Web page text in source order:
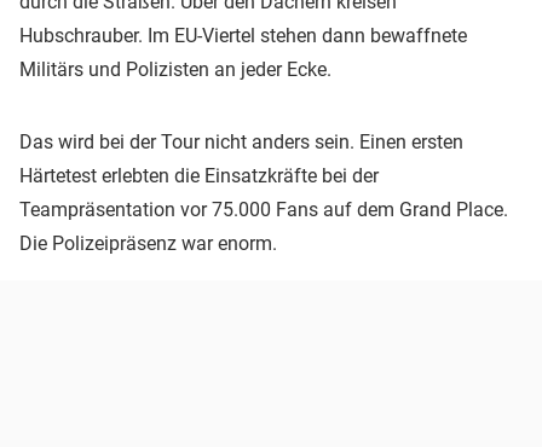
Hubschrauber. Im EU-Viertel stehen dann bewaffnete
Militärs und Polizisten an jeder Ecke.
Das wird bei der Tour nicht anders sein. Einen ersten
Härtetest erlebten die Einsatzkräfte bei der
Teampräsentation vor 75.000 Fans auf dem Grand Place.
Die Polizeipräsenz war enorm.